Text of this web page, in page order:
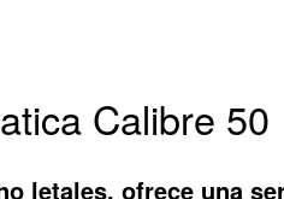
Calibre 50
letales, ofrece una